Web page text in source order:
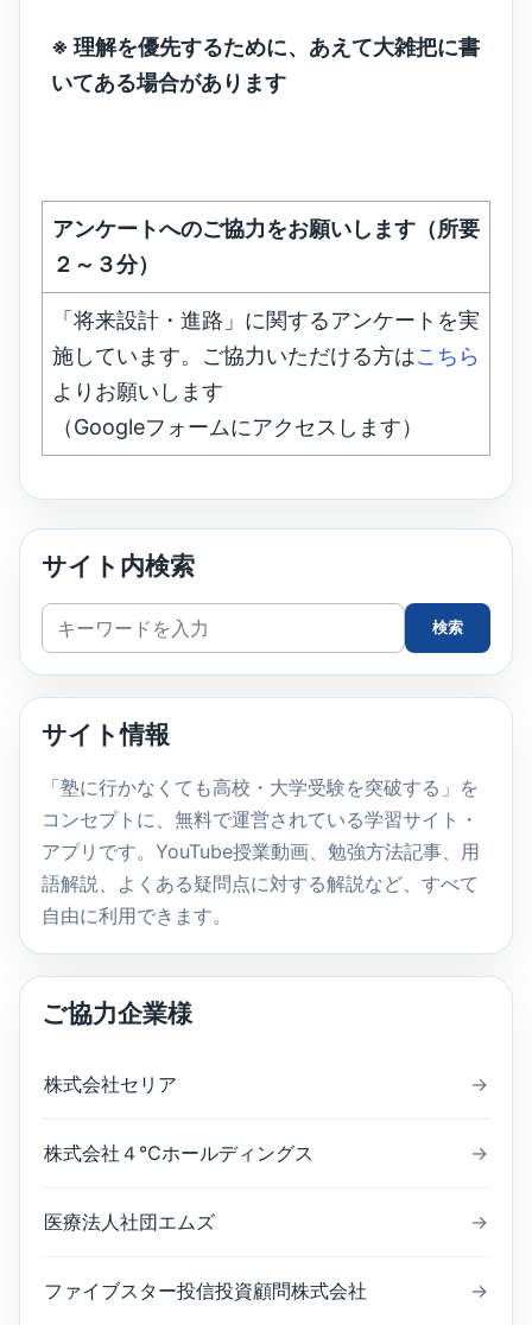
※ 理解を優先するために、あえて大雑把に書
いてある場合があります
アンケートへのご協力をお願いします（所要
２～３分）
「将来設計・進路」に関するアンケートを実
施しています。ご協力いただける方はこちら
よりお願いします
（Googleフォームにアクセスします）
サイト内検索
サ
イ
ト
検
索
検索
サイト情報
「塾に行かなくても高校・大学受験を突破する」を
コンセプトに、無料で運営されている学習サイト・
アプリです。YouTube授業動画、勉強方法記事、用
語解説、よくある疑問点に対する解説など、すべて
自由に利用できます。
ご協力企業様
株式会社セリア →
株式会社４℃ホールディングス →
医療法人社団エムズ →
ファイブスター投信投資顧問株式会社 →